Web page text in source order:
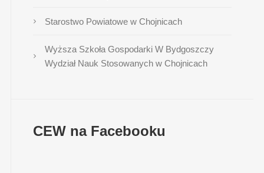
Starostwo Powiatowe w Chojnicach
Wyższa Szkoła Gospodarki W Bydgoszczy
Wydział Nauk Stosowanych w Chojnicach
CEW na Facebooku